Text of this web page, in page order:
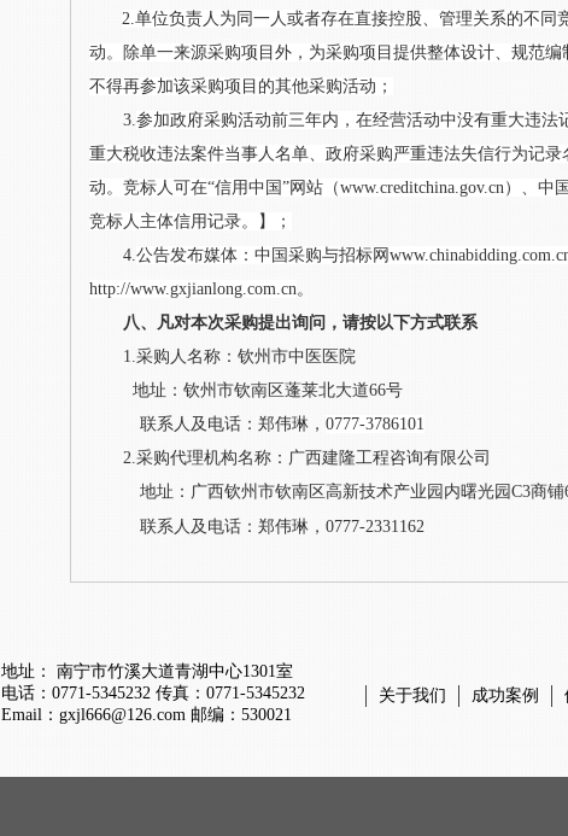
2.单位负责人为同一人或者存在直接控股、管理关系的不同
动。除单一来源采购项目外，为采购项目提供整体设计、规范
不得再参加该采购项目的其他采购活动；
3.参加政府采购活动前三年内，在经营活动中没有重大违法
重大税收违法案件当事人名单、政府采购严重违法失信行为记
动。竞标人可在“信用中国”网站（www.creditchina.gov.cn）、
竞标人主体信用记录。】；
4.公告发布媒体：中国采购与招标网
http://www.gxjianlong.com.cn。
八、 凡对本次采购提出询问，请按以下方式联系
1.采购人名称： 钦州市中医医院
地址： 钦州市钦南区蓬莱北大道66号
联系人及电话： 郑伟琳， 0777-3786101
2.采购代理机构名称： 广西建隆工程咨询有限公司
地址：广西钦州市钦南区高新技术产业园内曙光园 C3商铺
联系人及电话：郑伟琳 ， 0777-2331162
地址： 南宁市竹溪大道青湖中心1301室
电话：0771-5345232 传真：0771-5345232
Email：gxjl666@126.com 邮编：530021
关于我们 成功案例